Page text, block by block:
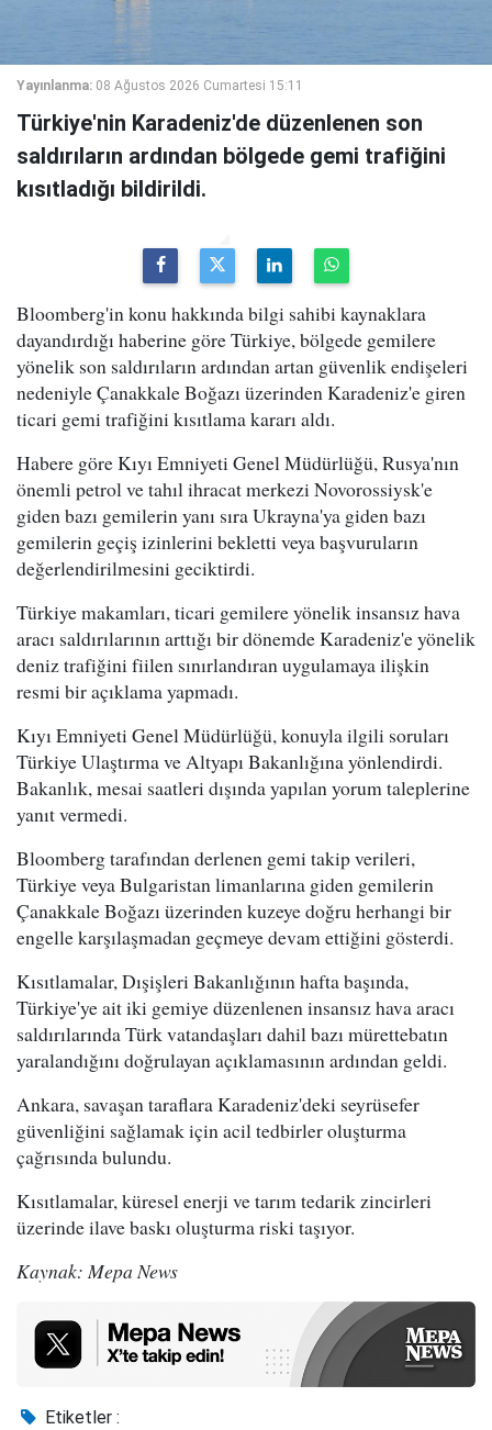
Yayınlanma: 08 Ağustos 2026 Cumartesi 15:11
Türkiye'nin Karadeniz'de düzenlenen son
saldırıların ardından bölgede gemi trafiğini
kısıtladığı bildirildi.
Bloomberg'in konu hakkında bilgi sahibi kaynaklara
dayandırdığı haberine göre Türkiye, bölgede gemilere
yönelik son saldırıların ardından artan güvenlik endişeleri
nedeniyle Çanakkale Boğazı üzerinden Karadeniz'e giren
ticari gemi trafiğini kısıtlama kararı aldı.
Habere göre Kıyı Emniyeti Genel Müdürlüğü, Rusya'nın
önemli petrol ve tahıl ihracat merkezi Novorossiysk'e
giden bazı gemilerin yanı sıra Ukrayna'ya giden bazı
gemilerin geçiş izinlerini bekletti veya başvuruların
değerlendirilmesini geciktirdi.
Türkiye makamları, ticari gemilere yönelik insansız hava
aracı saldırılarının arttığı bir dönemde Karadeniz'e yönelik
deniz trafiğini fiilen sınırlandıran uygulamaya ilişkin
resmi bir açıklama yapmadı.
Kıyı Emniyeti Genel Müdürlüğü, konuyla ilgili soruları
Türkiye Ulaştırma ve Altyapı Bakanlığına yönlendirdi.
Bakanlık, mesai saatleri dışında yapılan yorum taleplerine
yanıt vermedi.
Bloomberg tarafından derlenen gemi takip verileri,
Türkiye veya Bulgaristan limanlarına giden gemilerin
Çanakkale Boğazı üzerinden kuzeye doğru herhangi bir
engelle karşılaşmadan geçmeye devam ettiğini gösterdi.
Kısıtlamalar, Dışişleri Bakanlığının hafta başında,
Türkiye'ye ait iki gemiye düzenlenen insansız hava aracı
saldırılarında Türk vatandaşları dahil bazı mürettebatın
yaralandığını doğrulayan açıklamasının ardından geldi.
Ankara, savaşan taraflara Karadeniz'deki seyrüsefer
güvenliğini sağlamak için acil tedbirler oluşturma
çağrısında bulundu.
Kısıtlamalar, küresel enerji ve tarım tedarik zincirleri
üzerinde ilave baskı oluşturma riski taşıyor.
Kaynak: Mepa News
Etiketler :